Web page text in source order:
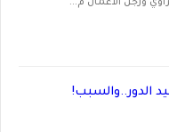
ورجل الأعمال م...